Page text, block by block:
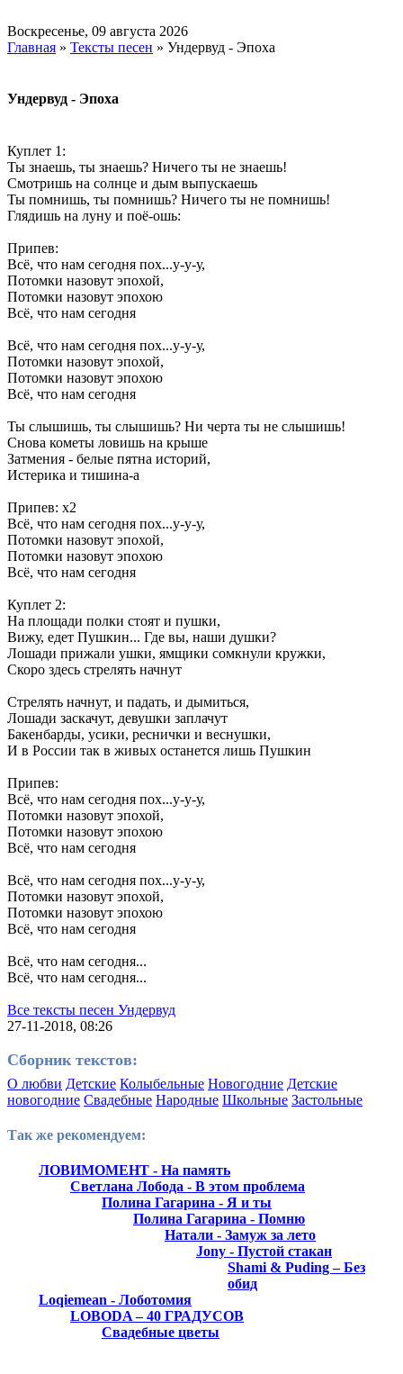
Воскресенье, 09 августа 2026
Главная » Тексты песен » Ундервуд - Эпоха
Ундервуд - Эпоха
Куплет 1:
Ты знаешь, ты знаешь? Ничего ты не знаешь!
Смотришь на солнце и дым выпускаешь
Ты помнишь, ты помнишь? Ничего ты не помнишь!
Глядишь на луну и поё-ошь:
Припев:
Всё, что нам сегодня пох...у-у-у,
Потомки назовут эпохой,
Потомки назовут эпохою
Всё, что нам сегодня
Всё, что нам сегодня пох...у-у-у,
Потомки назовут эпохой,
Потомки назовут эпохою
Всё, что нам сегодня
Ты слышишь, ты слышишь? Ни черта ты не слышишь!
Снова кометы ловишь на крыше
Затмения - белые пятна историй,
Истерика и тишина-а
Припев: x2
Всё, что нам сегодня пох...у-у-у,
Потомки назовут эпохой,
Потомки назовут эпохою
Всё, что нам сегодня
Куплет 2:
На площади полки стоят и пушки,
Вижу, едет Пушкин... Где вы, наши душки?
Лошади прижали ушки, ямщики сомкнули кружки,
Скоро здесь стрелять начнут
Стрелять начнут, и падать, и дымиться,
Лошади заскачут, девушки заплачут
Бакенбарды, усики, реснички и веснушки,
И в России так в живых останется лишь Пушкин
Припев:
Всё, что нам сегодня пох...у-у-у,
Потомки назовут эпохой,
Потомки назовут эпохою
Всё, что нам сегодня
Всё, что нам сегодня пох...у-у-у,
Потомки назовут эпохой,
Потомки назовут эпохою
Всё, что нам сегодня
Всё, что нам сегодня...
Всё, что нам сегодня...
Все тексты песен Ундервуд
27-11-2018, 08:26
Сборник текстов:
О любви Детские Колыбельные Новогодние Детские
новогодние Свадебные Народные Школьные Застольные
Так же рекомендуем:
ЛОВИМОМЕНТ - На память
Светлана Лобода - В этом проблема
Полина Гагарина - Я и ты
Полина Гагарина - Помню
Натали - Замуж за лето
Jony - Пустой стакан
Shami & Puding – Без
обид
Loqiemean - Лоботомия
LOBODA – 40 ГРАДУСОВ
Свадебные цветы